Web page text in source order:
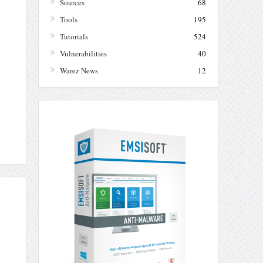
Tools
195
Tutorials
524
Vulnerabilities
40
Warez News
12